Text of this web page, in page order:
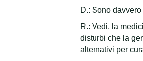
D.: Sono
R.: Vedi, la
disturbi che la
alternativi per